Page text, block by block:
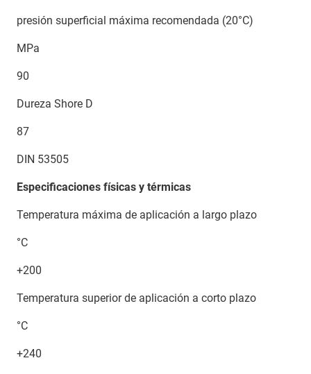
presión superficial máxima recomendada (20°C)
MPa
90
Dureza Shore D
87
DIN 53505
Especificaciones físicas y térmicas
Temperatura máxima de aplicación a largo plazo
°C
+200
Temperatura superior de aplicación a corto plazo
°C
+240